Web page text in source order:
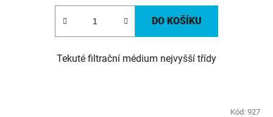
DO KOŠÍKU
Tekuté filtrační médium nejvyšší třídy
Kód: 927